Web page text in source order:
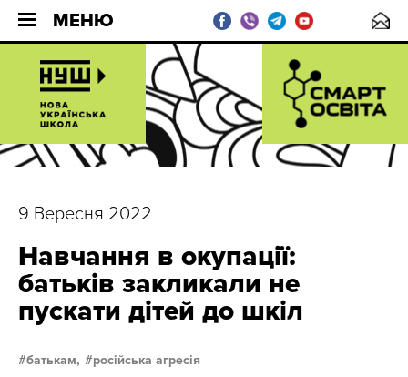
МЕНЮ
9 Вересня 2022
Навчання в окупації:
батьків закликали не
пускати дітей до шкіл
батькам, російська агресія